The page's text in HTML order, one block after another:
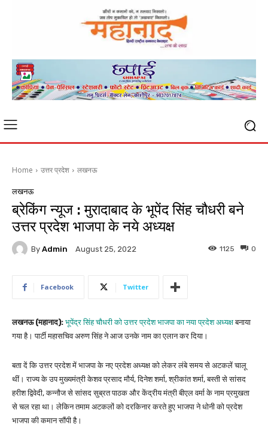
Home उत्तर प्रदेश लखनऊ
लखनऊ
ब्रेकिंग न्यूज : मुरादाबाद के भूपेंद सिंह चौधरी बने
उत्तर प्रदेश भाजपा के नये अध्यक्ष
By Admin August 25, 2022 0
1125
Facebook Twitter
लखनऊ (महानाद): भूपेंद्र सिंह चौधरी को उत्तर प्रदेश भाजपा का नया प्रदेश अध्यक्षबनाया
गया है। पार्टी महासचिव अरुण सिंह ने आज उनके नाम का एलान कर दिया।
बता दें कि उत्तर प्रदेश में भाजपा के नए प्रदेश अध्यक्ष को लेकर लंबे समय से अटकलें चालू
थीं। राज्य के उप मुख्यमंत्री केशव प्रसाद मौर्य, दिनेश शर्मा, श्रीकांत शर्मा, बस्ती से सांसद
हरीश द्विवेदी, कन्नौज से सांसद सुब्रत पाठक और केंद्रीय मंत्री बीएल वर्मा के नाम प्रमुखता
से चल रहा था। लेकिन तमाम अटकलों को दरकिनार करते हुए भाजपा ने धोनी को प्रदेश
भाजपा की कमान सौंपी है।